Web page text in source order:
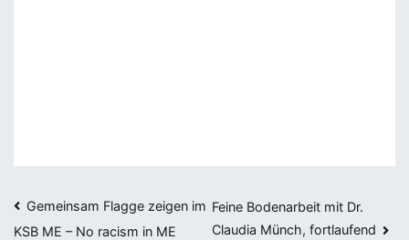
Beitragsnavigation
Gemeinsam Flagge zeigen im
KSB ME – No racism in ME
Feine Bodenarbeit mit Dr.
Claudia Münch, fortlaufend